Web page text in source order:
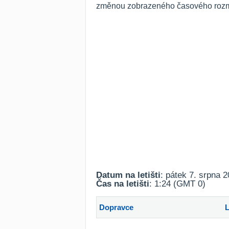
změnou zobrazeného časového
Datum na letišti: pátek 7. srpna
Čas na letišti: 1:24 (GMT 0)
Dopravce